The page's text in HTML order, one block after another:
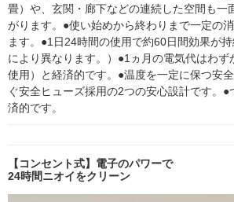
畳）や、玄関・廊下などの連続した空間も一
がります。●使い始めから終わりまで一定の
ます。●1日24時間の使用で約60日間効果が
により異なります。）●1ヵ月の電気代はわず
使用）と経済的です。●温度を一定に保つ安
ぐ安全ヒューズ採用の2つの安心設計です。●
済的です。
【コンセント式】電子のパワーで
24時間ニオイをクリーン